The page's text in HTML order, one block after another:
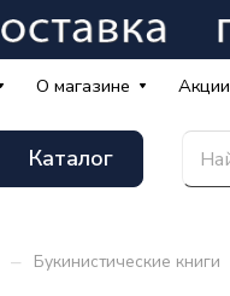
О магазине Акции
Каталог
– Букинистические книги